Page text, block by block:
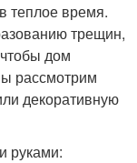
теплое время.
трещин,
дом
рассмотрим
декоративную
руками: